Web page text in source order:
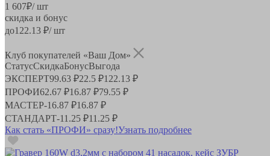
1 607₽/ шт
скидка и бонус
до122.13 ₽/ шт
Клуб покупателей «Ваш Дом»
СтатусСкидкаБонусВыгода
ЭКСПЕРТ99.63 ₽22.5 ₽122.13 ₽
ПРОФИ62.67 ₽16.87 ₽79.55 ₽
МАСТЕР-16.87 ₽16.87 ₽
СТАНДАРТ-11.25 ₽11.25 ₽
Как стать «ПРОФИ» сразу!Узнать подробнее